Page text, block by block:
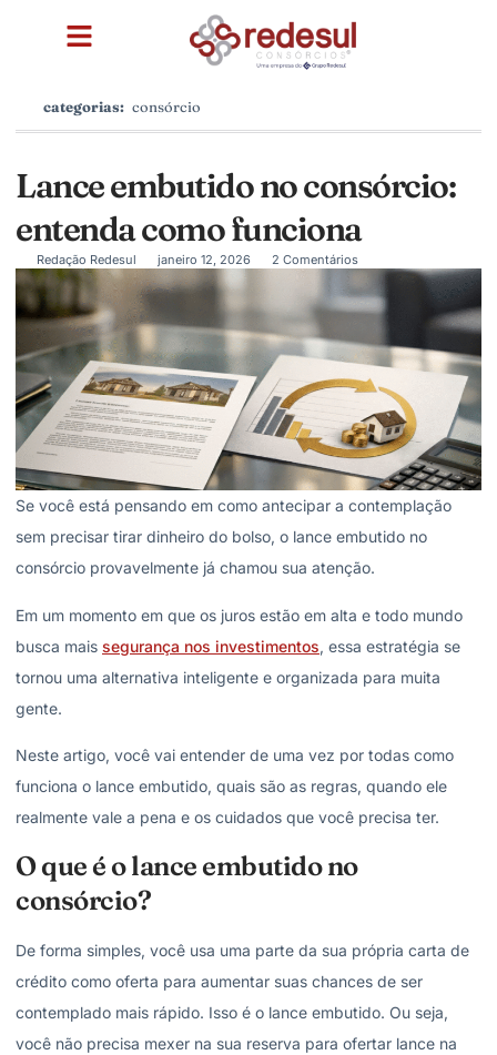
categorias: consórcio
Lance embutido no consórcio:
entenda como funciona
Redação Redesul janeiro 12, 2026 2 Comentários
Se você está pensando em como antecipar a contemplação
sem precisar tirar dinheiro do bolso, o lance embutido no
consórcio provavelmente já chamou sua atenção.
Em um momento em que os juros estão em alta e todo mundo
busca mais segurança nos investimentos, essa estratégia se
tornou uma alternativa inteligente e organizada para muita
gente.
Neste artigo, você vai entender de uma vez por todas como
funciona o lance embutido, quais são as regras, quando ele
realmente vale a pena e os cuidados que você precisa ter.
O que é o lance embutido no
consórcio?
De forma simples, você usa uma parte da sua própria carta de
crédito como oferta para aumentar suas chances de ser
contemplado mais rápido. Isso é o lance embutido. Ou seja,
você não precisa mexer na sua reserva para ofertar lance na